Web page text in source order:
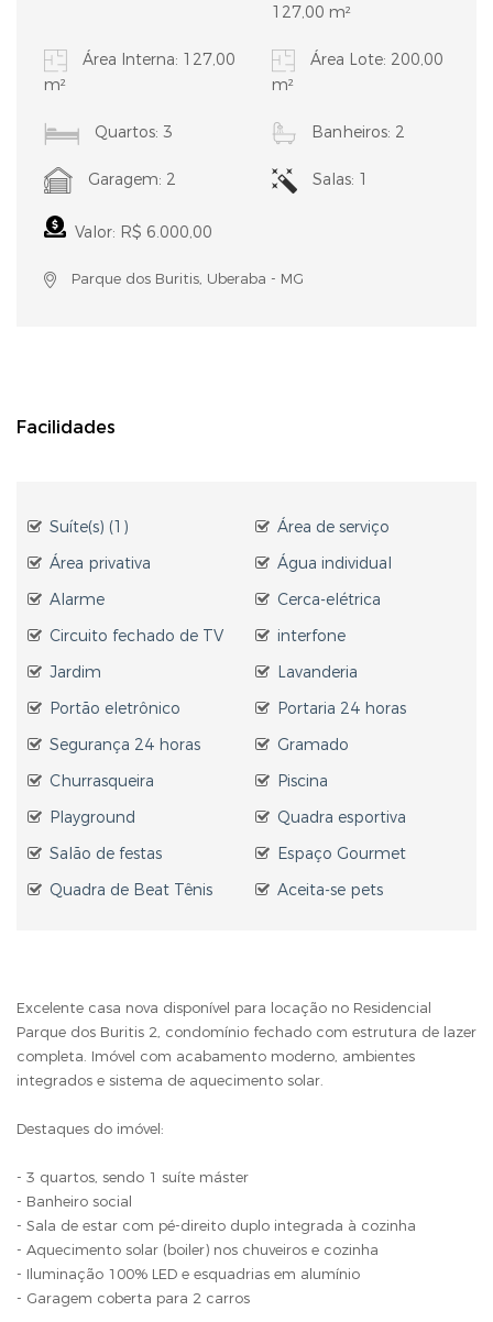
127,00 m²
Área Interna: 127,00
m²
Área Lote: 200,00
m²
Quartos: 3 Banheiros: 2
Garagem: 2 Salas: 1
Valor: R$ 6.000,00
Parque dos Buritis, Uberaba - MG
Facilidades
Suíte(s) (1)
Área de serviço
Área privativa
Água individual
Alarme
Cerca-elétrica
Circuito fechado de TV
interfone
Jardim
Lavanderia
Portão eletrônico
Portaria 24 horas
Segurança 24 horas
Gramado
Churrasqueira
Piscina
Playground
Quadra esportiva
Salão de festas
Espaço Gourmet
Quadra de Beat Tênis
Aceita-se pets
Excelente casa nova disponível para locação no Residencial
Parque dos Buritis 2, condomínio fechado com estrutura de lazer
completa. Imóvel com acabamento moderno, ambientes
integrados e sistema de aquecimento solar.
Destaques do imóvel:
- 3 quartos, sendo 1 suíte máster
- Banheiro social
- Sala de estar com pé-direito duplo integrada à cozinha
- Aquecimento solar (boiler) nos chuveiros e cozinha
- Iluminação 100% LED e esquadrias em alumínio
- Garagem coberta para 2 carros